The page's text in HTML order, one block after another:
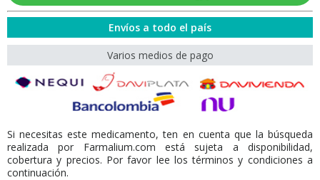
Envíos a todo el país
Varios medios de pago
Si necesitas este medicamento, ten en cuenta que la búsqueda
realizada por Farmalium.com está sujeta a disponibilidad,
cobertura y precios. Por favor lee los términos y condiciones a
continuación.